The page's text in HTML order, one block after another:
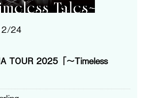
24
TOUR 2025「～Timeless